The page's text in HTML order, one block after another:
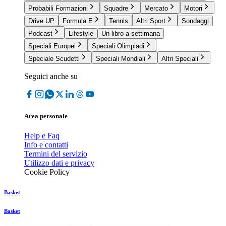
Probabili Formazioni
Squadre Mercato
Motori
Drive UP
Formula E Tennis Altri Sport
Sondaggi
Podcast
Lifestyle
Un libro a settimana
Speciali Europei
Speciali Olimpiadi
Speciale Scudetti
Speciali Mondiali Altri Speciali
Seguici anche su
Area personale
Help e Faq
Info e contatti
Termini del servizio
Utilizzo dati e privacy
Cookie Policy
Basket
Basket